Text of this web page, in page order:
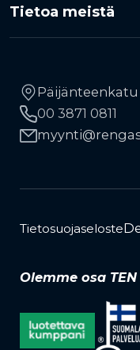
Työkonerenkaat
TPMS-
Rengasrikko ja
Liikkuva
Avainasiakkuus
Tietoa meistä
RengasCenter-
Yhteystiedot
Kauppiaaksi
Päijänteenkatu
00 3871 0811
myynti
Tietosuojaseloste
Olemme osa